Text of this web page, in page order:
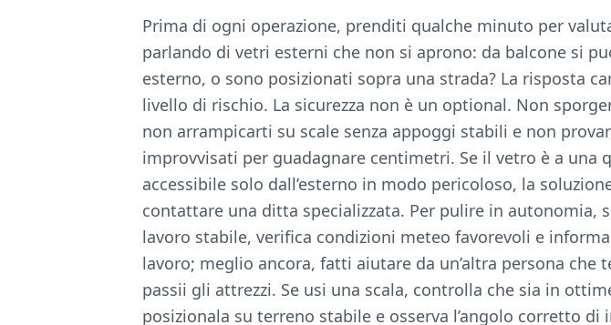
Prima di ogni operazione, prenditi qualche minuto per
parlando di vetri esterni che non si aprono: da balcone si
esterno, o sono posizionati sopra una strada? La risposta
livello di rischio. La sicurezza non è un optional. Non
non arrampicarti su scale senza appoggi stabili e non
improvvisati per guadagnare centimetri. Se il vetro è a una
accessibile solo dall’esterno in modo pericoloso, la
contattare una ditta specializzata. Per pulire in autonomia,
lavoro stabile, verifica condizioni meteo favorevoli e
lavoro; meglio ancora, fatti aiutare da un’altra persona che
passii gli attrezzi. Se usi una scala, controlla che sia in
posizionala su terreno stabile e osserva l’angolo corretto di